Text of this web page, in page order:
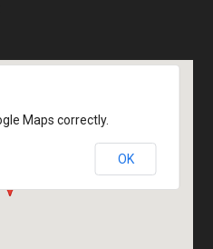
Maps correctly.
OK